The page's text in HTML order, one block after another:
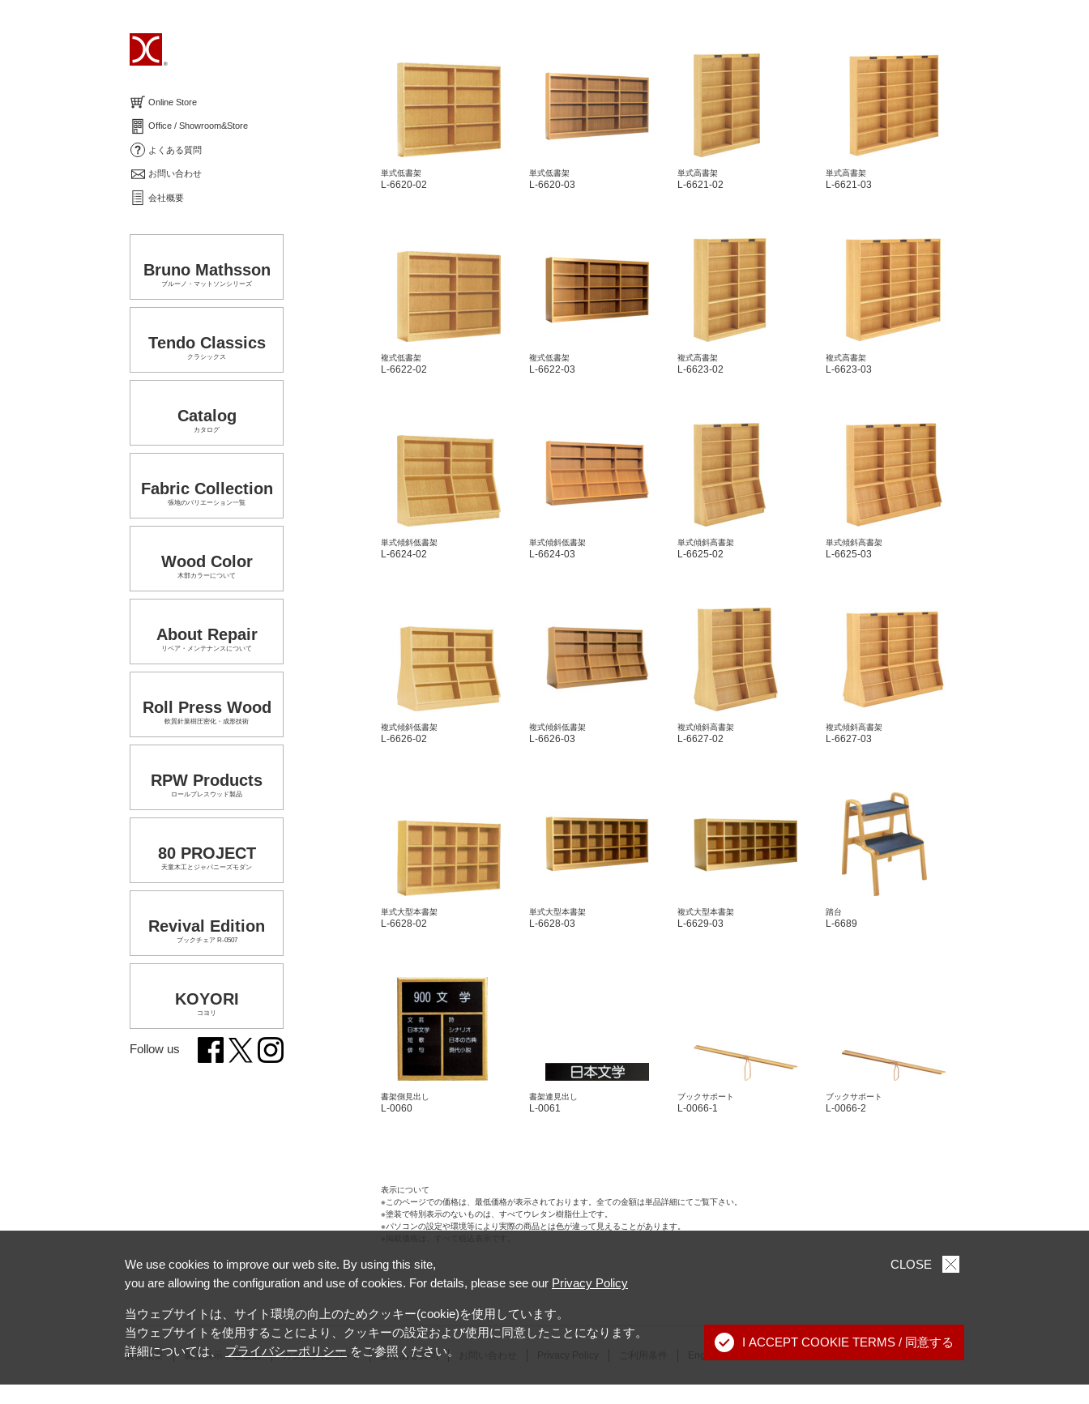
単式低書架
L-6620-02
単式低書架
L-6620-03
単式高書架
L-6621-02
単式高書架
L-6621-03
複式低書架
L-6622-02
複式低書架
L-6622-03
複式高書架
L-6623-02
複式高書架
L-6623-03
単式傾斜低書架
L-6624-02
単式傾斜低書架
L-6624-03
単式傾斜高書架
L-6625-02
単式傾斜高書架
L-6625-03
複式傾斜低書架
L-6626-02
複式傾斜低書架
L-6626-03
複式傾斜高書架
L-6627-02
複式傾斜高書架
L-6627-03
単式大型本書架
L-6628-02
単式大型本書架
L-6628-03
複式大型本書架
L-6629-03
踏台
L-6689
書架側見出し
L-0060
書架連見出し
L-0061
ブックサポート
L-0066-1
ブックサポート
L-0066-2
表示について
※このページでの価格は、最低価格が表示されております。全ての金額は単品詳細にてご覧下さい。
※塗装で特別表示のないものは、すべてウレタン樹脂仕上です。
※パソコンの設定や環境等により実際の商品とは色が違って見えることがあります。
Online Store
Office / Showroom&Store
よくある質問
お問い合わせ
会社概要
Bruno Mathsson
ブルーノ・マットソンシリーズ
Tendo Classics
クラシックス
Catalog
カタログ
Fabric Collection
張地のバリエーション一覧
Wood Color
木部カラーについて
About Repair
リペア・メンテナンスについて
Roll Press Wood
軟質針葉樹圧密化・成形技術
RPW Products
ロールプレスウッド製品
80 PROJECT
天童木工とジャパニーズモダン
Revival Edition
ブックチェア R-0507
KOYORI
コヨリ
Follow us
会社概要 製品展示・取扱店 カタログについて よくある質問 English
CLOSE
We use cookies to improve our web site. By using this site,
you are allowing the configuration and use of cookies. For details, please see our Privacy Policy
当ウェブサイトは、サイト環境の向上のためクッキー(cookie)を使用しています。
当ウェブサイトを使用することにより、クッキーの設定および使用に同意したことになります。
詳細については、 プライバシーポリシー をご参照ください。
I ACCEPT COOKIE TERMS / 同意する